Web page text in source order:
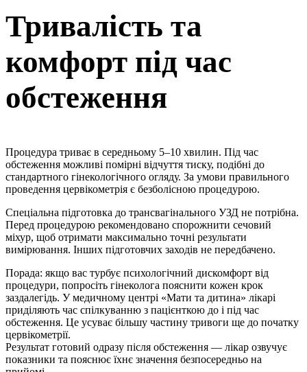
Тривалість та
комфорт під час
обстеження
Процедура триває в середньому 5–10 хвилин. Під час
обстеження можливі помірні відчуття тиску, подібні до
стандартного гінекологічного огляду. За умови правильного
проведення цервікометрія є безболісною процедурою.
Спеціальна підготовка до трансвагінального УЗД не потрібна.
Перед процедурою рекомендовано спорожнити сечовий
міхур, щоб отримати максимально точні результати
вимірювання. Інших підготовчих заходів не передбачено.
Порада: якщо вас турбує психологічний дискомфорт від
процедури, попросіть гінеколога пояснити кожен крок
заздалегідь. У медичному центрі «Мати та дитина» лікарі
приділяють час спілкуванню з пацієнткою до і під час
обстеження. Це усуває більшу частину тривоги ще до початку
цервікометрії.
Результат готовий одразу після обстеження — лікар озвучує
показники та пояснює їхнє значення безпосередньо на